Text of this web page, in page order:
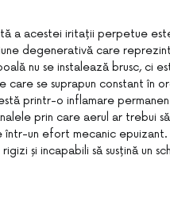
a acestei iritații perpetue
degenerativă care
nu se instalează brusc, ci
se suprapun constant în
printr-o inflamare
prin care aerul ar trebui
un efort mecanic
și incapabili să susțină un